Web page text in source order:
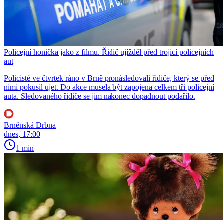
Policejní honička jako z filmu. Řidič ujížděl před trojicí policejních
aut
Policisté ve čtvrtek ráno v Brně pronásledovali řidiče, který se před
nimi pokusil ujet. Do akce musela být zapojena celkem tři policejní
auta. Sledovaného řidiče se jim nakonec dopadnout podařilo.
Brněnská Drbna
dnes, 17:00
1 min